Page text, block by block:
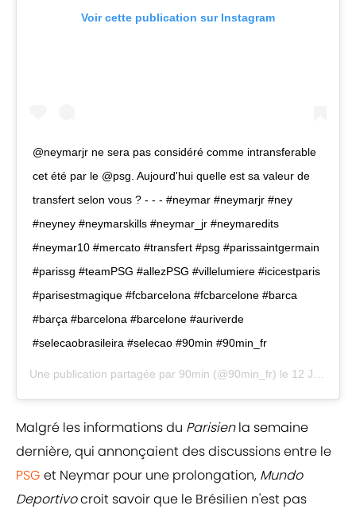
Voir cette publication sur Instagram
@neymarjr ne sera pas considéré comme intransferable
cet été par le @psg. Aujourd'hui quelle est sa valeur de
transfert selon vous ? - - - #neymar #neymarjr #ney
#neyney #neymarskills #neymar_jr #neymaredits
#neymar10 #mercato #transfert #psg #parissaintgermain
#parissg #teamPSG #allezPSG #villelumiere #icicestparis
#parisestmagique #fcbarcelona #fcbarcelone #barca
#barça #barcelona #barcelone #auriverde
#selecaobrasileira #selecao #90min #90min_fr
Une publication partagée par 90min (@90min_fr) le 12 Juil. 2020 à 3 :05 PDT
Malgré les informations du Parisienla semaine
dernière, qui annonçaient des discussions entre le
PSG et Neymar pour une prolongation, Mundo
Deportivocroit savoir que le Brésilien n'est pas